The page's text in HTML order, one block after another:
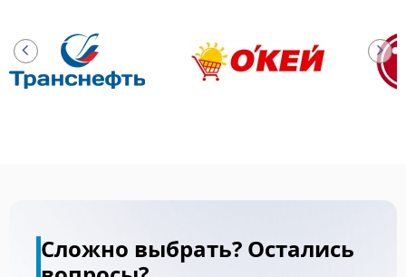
Сложно выбрать? Остались